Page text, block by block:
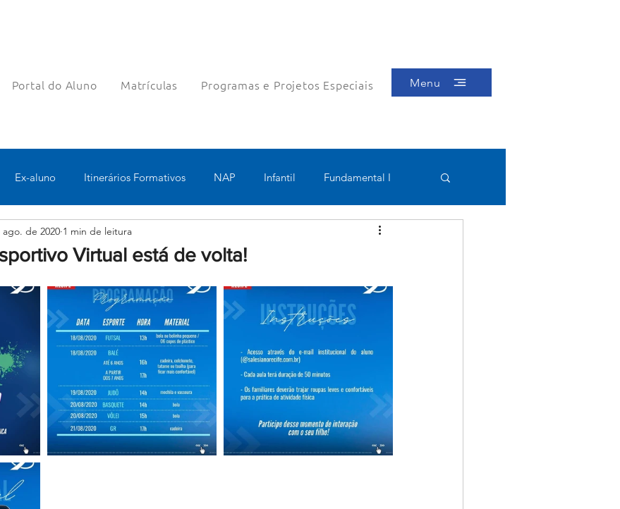
Portal do Aluno Matrículas Programas e Projetos Especiais Menu
Ex-aluno Itinerários Formativos NAP Infantil Fundamental I
Pastoral Esportes
Robótica Bolsas filantrópicas Teste Pedagógico
Virtual está de volta!
ago. de 2020 1 min de leitura